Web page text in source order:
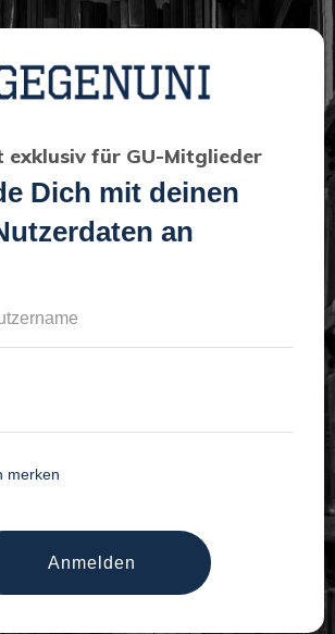
exklusiv für GU-Mitglieder
Dich mit deinen
an
merken
Anmelden